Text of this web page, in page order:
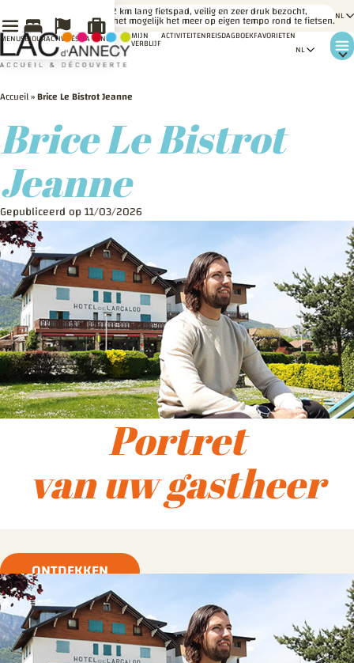
SAVIEZ-
VOUS ?
Een 42 km lang fietspad, veilig en zeer druk bezocht,
maakt het mogelijk het meer op eigen tempo rond te fietsen.
MIJN
VERBLIJF
ACTIVITEITENREISDAGBOEKFAVORIETEN
MENUSÉJOURACTIVITÉSMA VENUE
Accueil»Brice Le Bistrot Jeanne
Brice Le Bistrot
Jeanne
Gepubliceerd op 11/03/2026
Portret
van uw gastheer
ONTDEKKEN